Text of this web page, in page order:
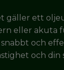
gäller ett
eller akuta
och
och din